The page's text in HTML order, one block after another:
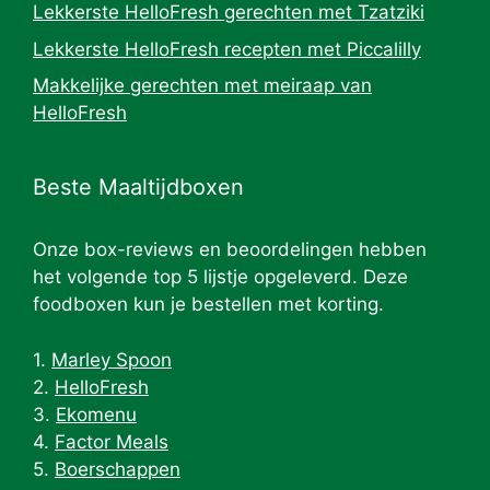
Lekkerste HelloFresh gerechten met Tzatziki
Lekkerste HelloFresh recepten met Piccalilly
Makkelijke gerechten met meiraap van
HelloFresh
Beste Maaltijdboxen
Onze box-reviews en beoordelingen hebben
het volgende top 5 lijstje opgeleverd. Deze
foodboxen kun je bestellen met korting.
1. Marley Spoon
2. HelloFresh
3. Ekomenu
4. Factor Meals
5. Boerschappen